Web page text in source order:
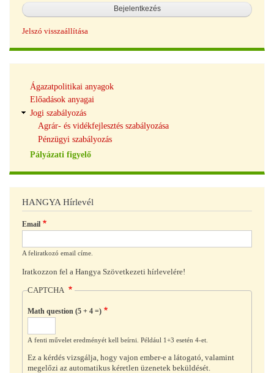
Jelszó visszaállítása
navigáció
Ágazatpolitikai anyagok
Előadások anyagai
Jogi szabályozás
Agrár- és vidékfejlesztés szabályozása
Pénzügyi szabályozás
Pályázati figyelő
HANGYA Hírlevél
Email
A feliratkozó email címe.
Iratkozzon fel a Hangya Szövetkezeti hírlevelére!
CAPTCHA
Math question (5 + 4 =)
A fenti művelet eredményét kell beírni. Például 1+3 esetén 4-et.
Ez a kérdés vizsgálja, hogy vajon ember-e a látogató, valamint
megelőzi az automatikus kéretlen üzenetek beküldését.